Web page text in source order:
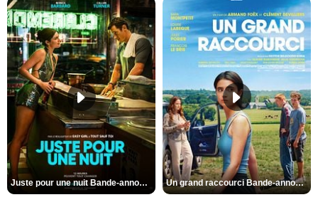
Juste pour une nuit Bande-annonce VO STFR Un grand raccourci Bande-annonce VF